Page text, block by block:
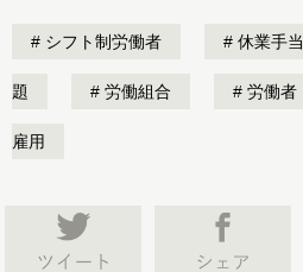
シフト制労働者 休業手当
題 労働組合 労働者
雇用